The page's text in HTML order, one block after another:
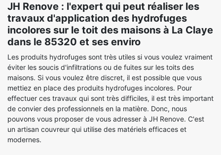
JH Renove : l'expert qui peut réaliser les
travaux d'application des hydrofuges
incolores sur le toit des maisons à La Claye
dans le 85320 et ses enviro
Les produits hydrofuges sont très utiles si vous voulez vraiment
éviter les soucis d'infiltrations ou de fuites sur les toits des
maisons. Si vous voulez être discret, il est possible que vous
mettiez en place des produits hydrofuges incolores. Pour
effectuer ces travaux qui sont très difficiles, il est très important
de convier des professionnels en la matière. Donc, nous
pouvons vous proposer de vous adresser à JH Renove. C'est
un artisan couvreur qui utilise des matériels efficaces et
modernes.